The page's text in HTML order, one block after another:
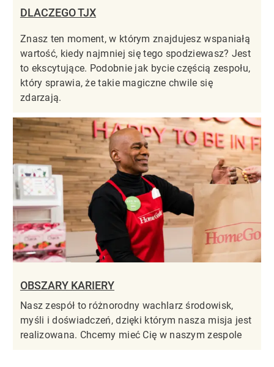
DLACZEGO TJX
Znasz ten moment, w którym znajdujesz wspaniałą
wartość, kiedy najmniej się tego spodziewasz? Jest
to ekscytujące. Podobnie jak bycie częścią zespołu,
który sprawia, że takie magiczne chwile się
zdarzają.
OBSZARY KARIERY
Nasz zespół to różnorodny wachlarz środowisk,
myśli i doświadczeń, dzięki którym nasza misja jest
realizowana. Chcemy mieć Cię w naszym zespole